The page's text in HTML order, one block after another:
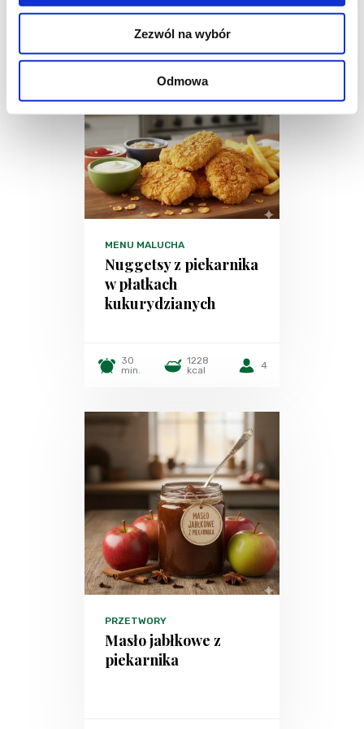
Zezwól na wybór
Odmowa
MENU MALUCHA
Nuggetsy z piekarnika
w płatkach
kukurydzianych
30
min.
1228
kcal
4
PRZETWORY
Masło jabłkowe z
piekarnika